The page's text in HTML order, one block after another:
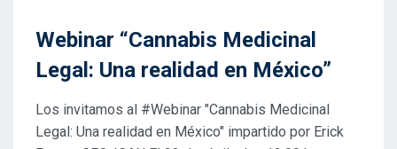
Webinar “Cannabis Medicinal
Legal: Una realidad en México”
Los invitamos al #Webinar "Cannabis Medicinal
Legal: Una realidad en México" impartido por Erick